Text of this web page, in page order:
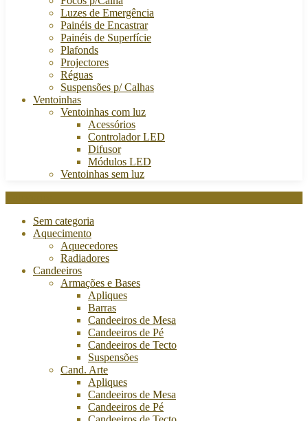
Luzes de Emergência
Painéis de Encastrar
Painéis de Superfície
Plafonds
Projectores
Réguas
Suspensões p/ Calhas
Ventoinhas
Ventoinhas com luz
Acessórios
Controlador LED
Difusor
Módulos LED
Ventoinhas sem luz
Sem categoria
Aquecimento
Aquecedores
Radiadores
Candeeiros
Armações e Bases
Apliques
Barras
Candeeiros de Mesa
Candeeiros de Pé
Candeeiros de Tecto
Suspensões
Cand. Arte
Apliques
Candeeiros de Mesa
Candeeiros de Pé